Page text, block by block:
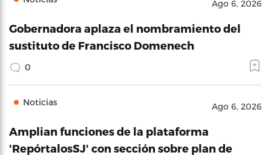
Ago 6, 2026
Gobernadora aplaza el nombramiento del
sustituto de Francisco Domenech
0
Noticias Ago 6, 2026
Amplian funciones de la plataforma
'RepórtalosSJ' con sección sobre plan de